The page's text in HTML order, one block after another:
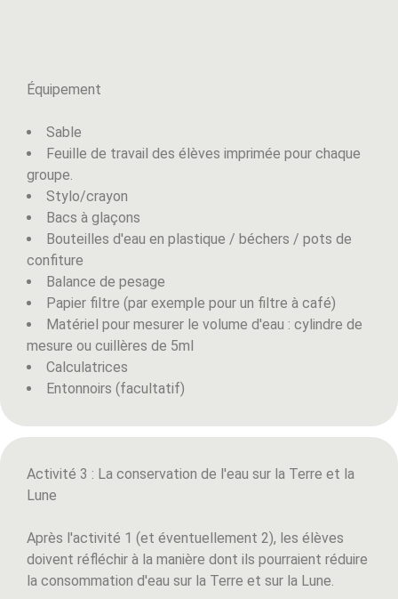
Équipement
Sable
Feuille de travail des élèves imprimée pour chaque
groupe.
Stylo/crayon
Bacs à glaçons
Bouteilles d'eau en plastique / béchers / pots de
confiture
Balance de pesage
Papier filtre (par exemple pour un filtre à café)
Matériel pour mesurer le volume d'eau : cylindre de
mesure ou cuillères de 5ml
Calculatrices
Entonnoirs (facultatif)
Activité 3 : La conservation de l'eau sur la Terre et la
Lune
Après l'activité 1 (et éventuellement 2), les élèves
doivent réfléchir à la manière dont ils pourraient réduire
la consommation d'eau sur la Terre et sur la Lune.